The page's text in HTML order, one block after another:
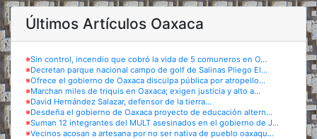
Últimos Artículos Oaxaca
※Sin control, incendio que cobró la vida de 5 comuneros en O...
※Decretan parque nacional campo de golf de Salinas Pliego El...
※Ofrece el gobierno de Oaxaca disculpa pública por atropello...
※Marchan miles de triquis en Oaxaca; exigen justicia y alto a...
※David Hernández Salazar, defensor de la tierra...
※Desdeña el gobierno de Oaxaca proyecto de educación altern...
※Suman 12 integrantes del MULT asesinados en el gobierno de J...
※Vecinos acosan a artesana por no ser nativa de pueblo oaxaqu...